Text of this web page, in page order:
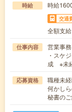
時給 時給
交通
全額支給
仕事内容
営業事務
・スケ
成 ※未
応募資格
職種未
何かし
秘書の